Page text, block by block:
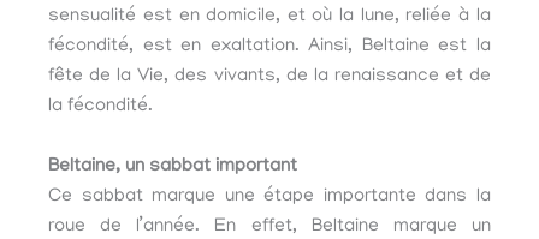
sensualité est en domicile, et où la lune, reliée à la
fécondité, est en exaltation. Ainsi, Beltaine est la
fête de la Vie, des vivants, de la renaissance et de
la fécondité.
Beltaine, un sabbat important
Ce sabbat marque une étape importante dans la
roue de l’année. En effet, Beltaine marque un